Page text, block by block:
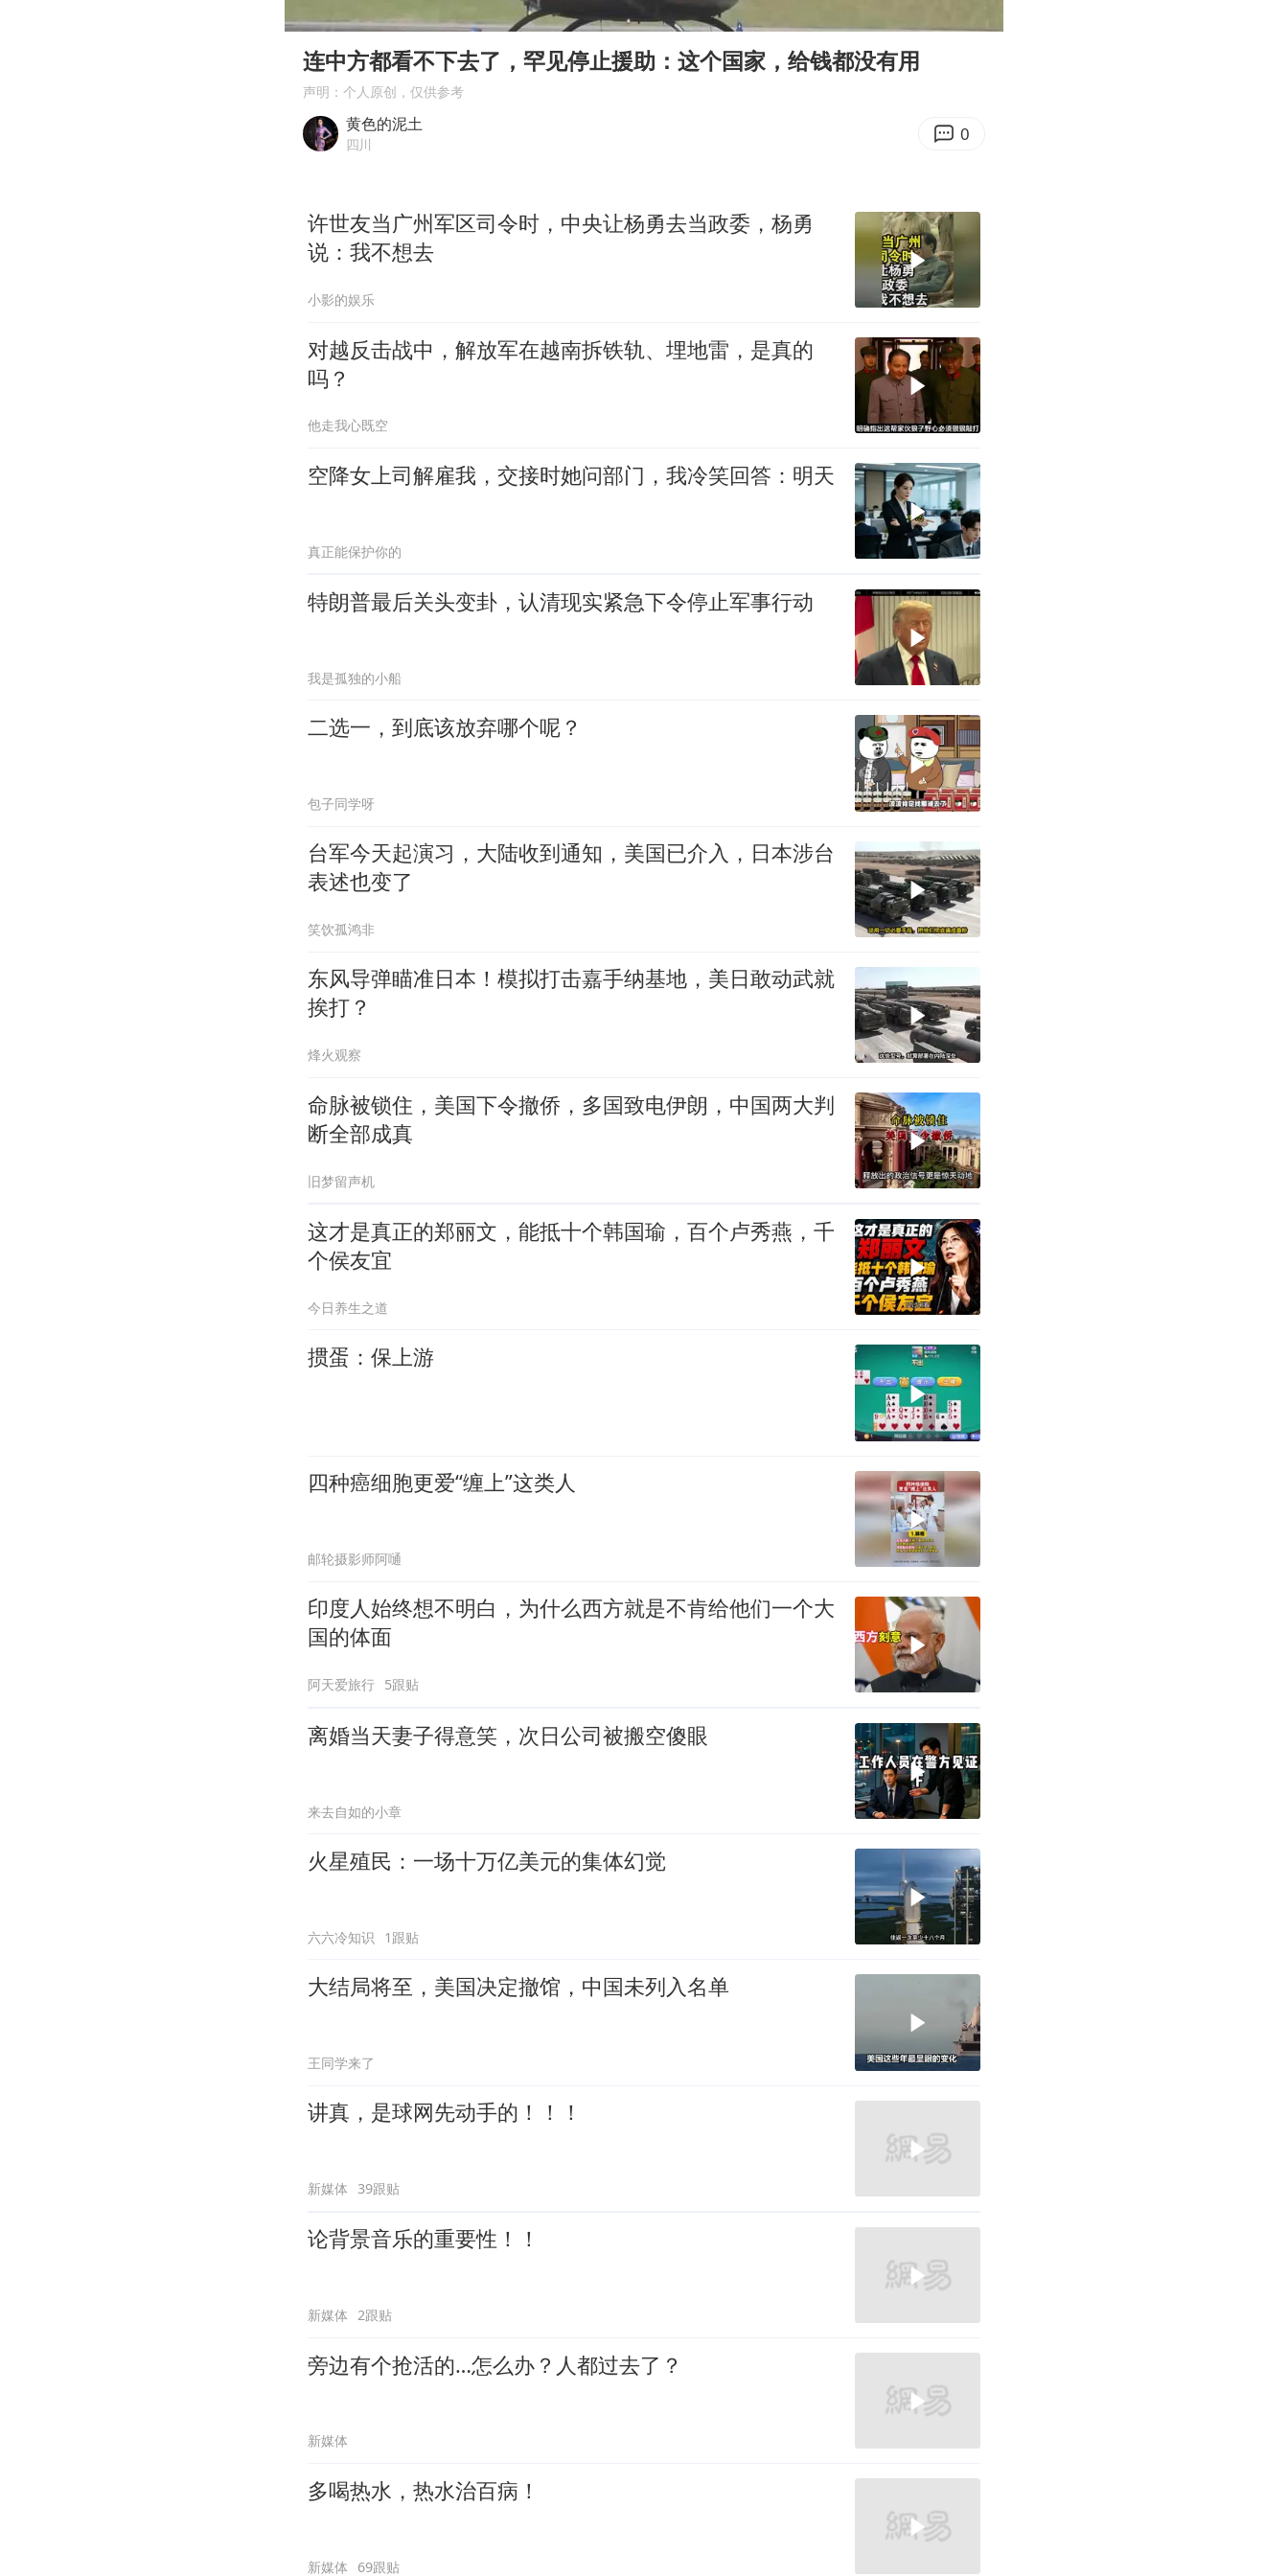
宇树科技中一签需缴款7.54万元
两名乘客在飞机上因调节座椅起冲突
Play
Enter
连中方都看不下去了，罕见停止援助：这个国家，给钱都没有用
声明：个人原创，仅供参考
黄色的泥土
四川 0
许世友当广州军区司令时，中央让杨勇去当政委，杨勇
说：我不想去
小影的娱乐
对越反击战中，解放军在越南拆铁轨、埋地雷，是真的
吗？
他走我心既空
空降女上司解雇我，交接时她问部门，我冷笑回答：明天
真正能保护你的
特朗普最后关头变卦，认清现实紧急下令停止军事行动
我是孤独的小船
二选一，到底该放弃哪个呢？
包子同学呀
台军今天起演习，大陆收到通知，美国已介入，日本涉台
表述也变了
笑饮孤鸿非
东风导弹瞄准日本！模拟打击嘉手纳基地，美日敢动武就
挨打？
烽火观察
命脉被锁住，美国下令撤侨，多国致电伊朗，中国两大判
断全部成真
旧梦留声机
这才是真正的郑丽文，能抵十个韩国瑜，百个卢秀燕，千
个侯友宜
今日养生之道
掼蛋：保上游
四种癌细胞更爱“缠上”这类人
邮轮摄影师阿嗵
印度人始终想不明白，为什么西方就是不肯给他们一个大
国的体面
阿天爱旅行 5跟贴
离婚当天妻子得意笑，次日公司被搬空傻眼
来去自如的小章
火星殖民：一场十万亿美元的集体幻觉
六六冷知识 1跟贴
大结局将至，美国决定撤馆，中国未列入名单
王同学来了
讲真，是球网先动手的！！！
新媒体 39跟贴
论背景音乐的重要性！！
新媒体 2跟贴
旁边有个抢活的…怎么办？人都过去了？
新媒体
多喝热水，热水治百病！
新媒体 69跟贴